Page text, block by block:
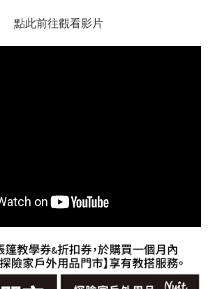
點此前往觀看影片